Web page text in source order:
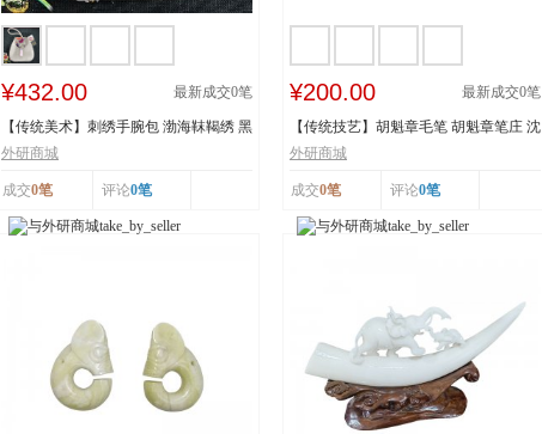
¥432.00 最新成交0笔
【传统美术】刺绣手腕包 渤海靺鞨绣 黑
龙江省牡丹...
外研商城
成交0笔 评论0笔
¥200.00 最新成交0笔
【传统技艺】胡魁章毛笔 胡魁章笔庄 沈
阳胡魁章制...
外研商城
成交0笔 评论0笔